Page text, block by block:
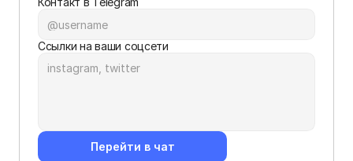
Ссылки на ваши соцсети
Перейти в чат